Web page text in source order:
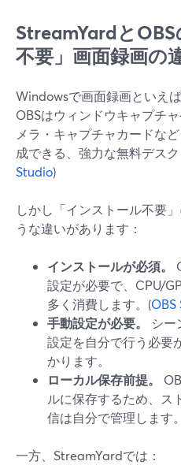
StreamYardと
不要」画面録画の
Windowsで画面録画といえ
OBSはウィンドウキャプチ
メラ・キャプチャカードな
成できる、強力な無料デス
Studio)
しかし「インストール不要
うな違いがあります：
インストールが必須。
設定が必要で、CPU/
多く消費します。(
手動設定が必要。
シー
設定を自分で行う必要
かります。
ローカル保存前提。
ルに保存するため、ス
信は自分で管理します。
一方、StreamYardでは：